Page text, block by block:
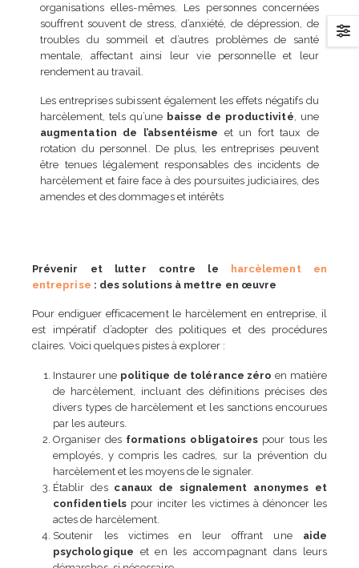
organisations elles-mêmes. Les personnes concernées
souffrent souvent de stress, d’anxiété, de dépression, de
troubles du sommeil et d’autres problèmes de santé
mentale, affectant ainsi leur vie personnelle et leur
rendement au travail.
Les entreprises subissent également les effets négatifs du
harcèlement, tels qu’une baisse de productivité, une
augmentation de l’absentéisme et un fort taux de
rotation du personnel. De plus, les entreprises peuvent
être tenues légalement responsables des incidents de
harcèlement et faire face à des poursuites judiciaires, des
amendes et des dommages et intérêts
Prévenir et lutter contre le
harcèlement en
entreprise : des solutions à mettre en œuvre
Pour endiguer efficacement le harcèlement en entreprise, il
est impératif d’adopter des politiques et des procédures
claires. Voici quelques pistes à explorer :
Instaurer une politique de tolérance zéro en matière
de harcèlement, incluant des définitions précises des
divers types de harcèlement et les sanctions encourues
par les auteurs.
Organiser des formations obligatoires pour tous les
employés, y compris les cadres, sur la prévention du
harcèlement et les moyens de le signaler.
Établir des canaux de signalement anonymes et
confidentielspour inciter les victimes à dénoncer les
actes de harcèlement.
Soutenir les victimes en leur offrant une aide
psychologique et en les accompagnant dans leurs